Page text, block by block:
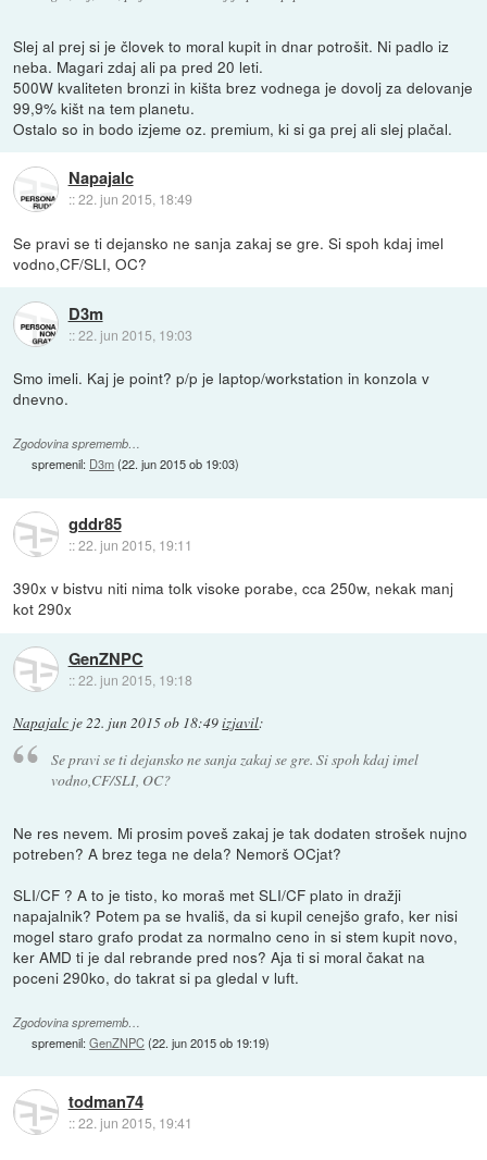
Slej al prej si je človek to moral kupit in dnar potrošit. Ni padlo iz
neba. Magari zdaj ali pa pred 20 leti.
500W kvaliteten bronzi in kišta brez vodnega je dovolj za delovanje
99,9% kišt na tem planetu.
Ostalo so in bodo izjeme oz. premium, ki si ga prej ali slej plačal.
Napajalc
::22. jun 2015, 18:49
Se pravi se ti dejansko ne sanja zakaj se gre. Si spoh kdaj imel
vodno,CF/SLI, OC?
D3m
::22. jun 2015, 19:03
Smo imeli. Kaj je point? p/p je laptop/workstation in konzola v
dnevno.
Zgodovina sprememb…
spremenil: D3m(22. jun 2015 ob 19:03)
gddr85
::22. jun 2015, 19:11
390x v bistvu niti nima tolk visoke porabe, cca 250w, nekak manj
kot 290x
GenZNPC
::22. jun 2015, 19:18
Napajalc je22. jun 2015 ob 18:49izjavil:
Se pravi se ti dejansko ne sanja zakaj se gre. Si spoh kdaj imel
vodno,CF/SLI, OC?
Ne res nevem. Mi prosim poveš zakaj je tak dodaten strošek nujno
potreben? A brez tega ne dela? Nemorš OCjat?
SLI/CF ? A to je tisto, ko moraš met SLI/CF plato in dražji
napajalnik? Potem pa se hvališ, da si kupil cenejšo grafo, ker nisi
mogel staro grafo prodat za normalno ceno in si stem kupit novo,
ker AMD ti je dal rebrande pred nos? Aja ti si moral čakat na
poceni 290ko, do takrat si pa gledal v luft.
Zgodovina sprememb…
spremenil:GenZNPC(22. jun 2015 ob 19:19)
todman74
::22. jun 2015, 19:41